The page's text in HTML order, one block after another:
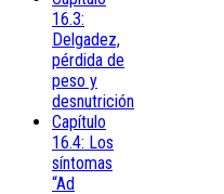
16.3:
Delgadez,
pérdida de
peso y
desnutrición
Capítulo
16.4: Los
síntomas
“Ad